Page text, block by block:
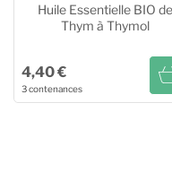
Huile Essentielle BIO de
Thym à Thymol
4,40 €
3 contenances